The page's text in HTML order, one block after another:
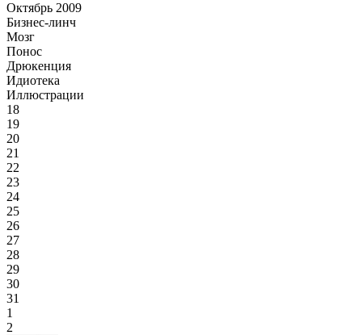
Октябрь 2009
Бизнес-линч
Мозг
Понос
Дрюкенция
Идиотека
Иллюстрации
18
19
20
21
22
23
24
25
26
27
28
29
30
31
1
2